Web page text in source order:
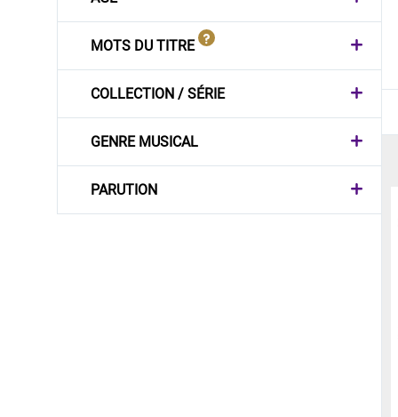
MOTS DU TITRE
COLLECTION / SÉRIE
GENRE MUSICAL
PARUTION